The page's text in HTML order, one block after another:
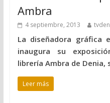
Ambra
4 septiembre, 2013
La diseñadora gráfica
inaugura su
librería Ambra de Denia,
Leer más